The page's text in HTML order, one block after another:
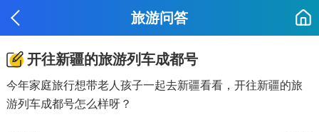
旅游问答
开往新疆的旅游列车成都号
今年家庭旅行想带老人孩子一起去新疆看看，开往新疆的旅
游列车成都号怎么样呀？